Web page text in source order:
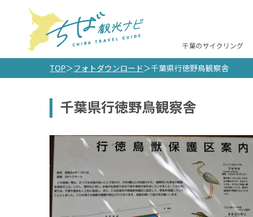
千葉のサイクリング
TOP フォトダウンロード 千葉県行徳野鳥観察舎
千葉県行徳野鳥観察舎